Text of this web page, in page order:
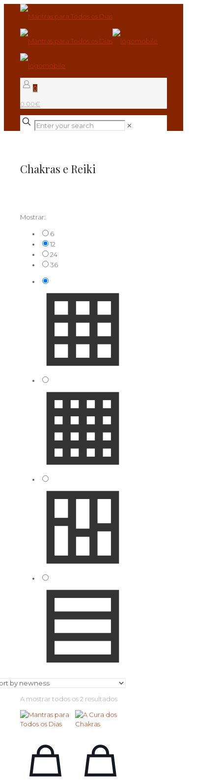
0
0.00€
✕
Chakras e Reiki
Mostrar:
6
12
24
36
A mostrar todos os 2 resultadosOrdenado